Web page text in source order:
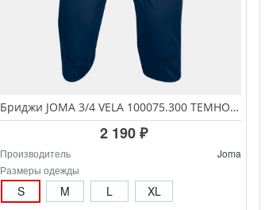
Бриджи JOMA 3/4 VELA 100075.300 ТЕМНО СИНИЙ
2 190 ₽
Производитель
Joma
Размеры одежды
S M L XL